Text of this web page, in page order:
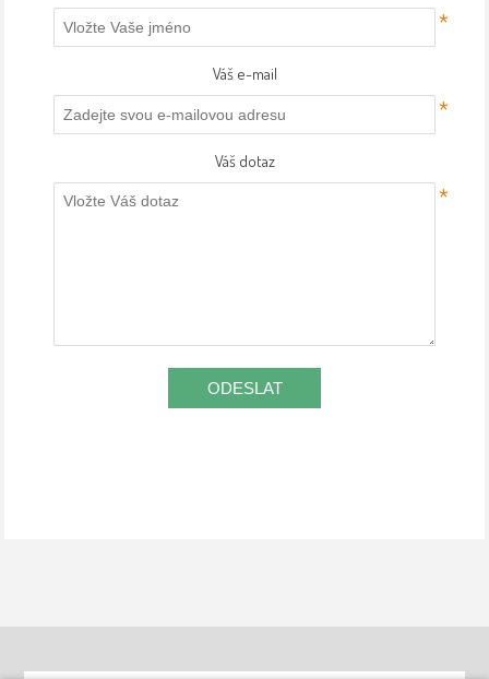
*
Váš e-mail
*
Váš dotaz
*
ODESLAT